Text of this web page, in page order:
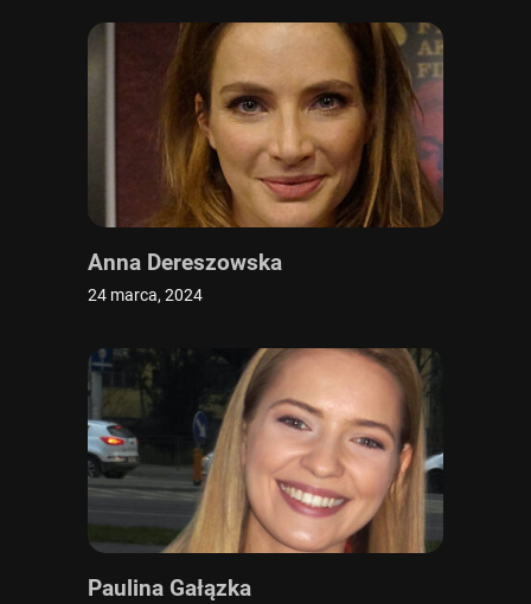
Anna Dereszowska
24 marca, 2024
Paulina Gałązka